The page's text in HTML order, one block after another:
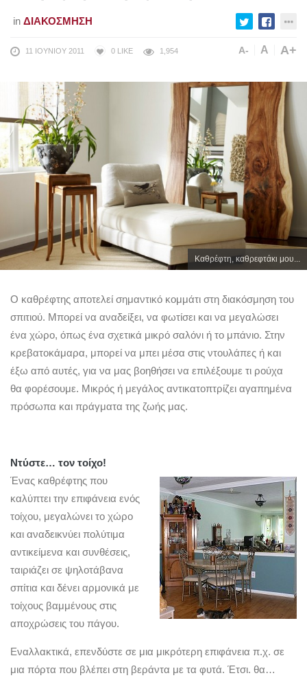
in ΔΙΑΚΌΣΜΗΣΗ
11 ΙΟΥΝΊΟΥ 2011 0 LIKE 1,954 A- A A+
Καθρέφτη, καθρεφτάκι μου...
Ο καθρέφτης αποτελεί σημαντικό κομμάτι στη διακόσμηση του
σπιτιού. Μπορεί να αναδείξει, να φωτίσει και να μεγαλώσει
ένα χώρο, όπως ένα σχετικά μικρό σαλόνι ή το μπάνιο. Στην
κρεβατοκάμαρα, μπορεί να μπει μέσα στις ντουλάπες ή και
έξω από αυτές, για να μας βοηθήσει να επιλέξουμε τι ρούχα
θα φορέσουμε. Μικρός ή μεγάλος αντικατοπτρίζει αγαπημένα
πρόσωπα και πράγματα της ζωής μας.
Ντύστε… τον τοίχο!
Ένας καθρέφτης που
καλύπτει την επιφάνεια ενός
τοίχου, μεγαλώνει το χώρο
και αναδεικνύει πολύτιμα
αντικείμενα και συνθέσεις,
ταιριάζει σε ψηλοτάβανα
σπίτια και δένει αρμονικά με
τοίχους βαμμένους στις
αποχρώσεις του πάγου.
Εναλλακτικά, επενδύστε σε μια μικρότερη επιφάνεια π.χ. σε
μια πόρτα που βλέπει στη βεράντα με τα φυτά. Έτσι. θα…